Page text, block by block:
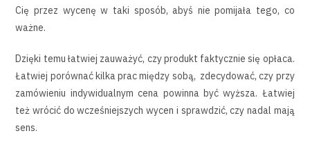
Cię przez wycenę w taki sposób, abyś nie pomijała tego, co
ważne.
Dzięki temu łatwiej zauważyć, czy produkt faktycznie się opłaca.
Łatwiej porównać kilka prac między sobą, zdecydować, czy przy
zamówieniu indywidualnym cena powinna być wyższa. Łatwiej
też wrócić do wcześniejszych wycen i sprawdzić, czy nadal mają
sens.